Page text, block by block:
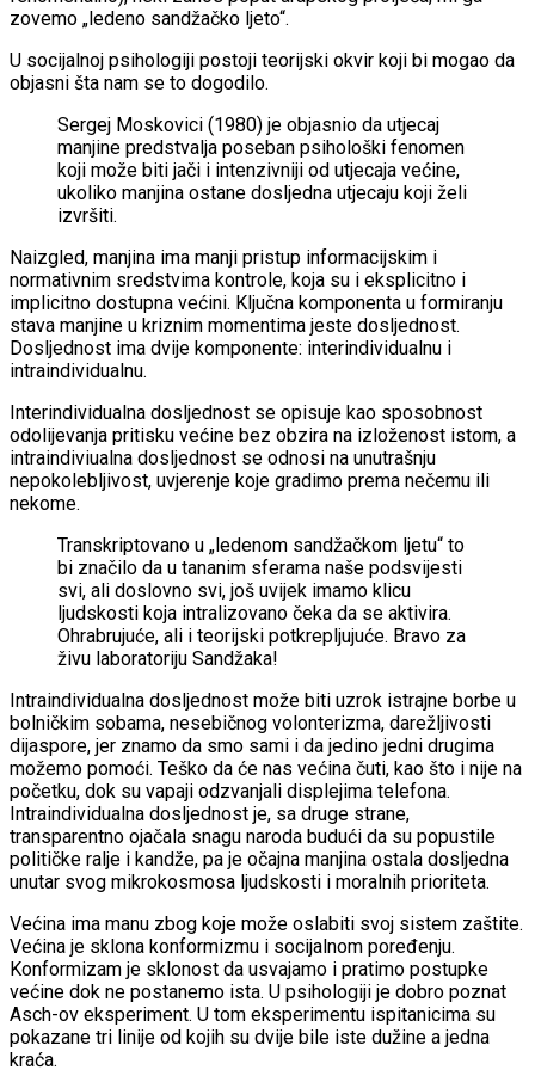
zovemo „ledeno sandžačko ljeto“.
U socijalnoj psihologiji postoji teorijski okvir koji bi mogao da
objasni šta nam se to dogodilo.
Sergej Moskovici (1980) je objasnio da utjecaj
manjine predstvalja poseban psihološki fenomen
koji može biti jači i intenzivniji od utjecaja većine,
ukoliko manjina ostane dosljedna utjecaju koji želi
izvršiti.
Naizgled, manjina ima manji pristup informacijskim i
normativnim sredstvima kontrole, koja su i eksplicitno i
implicitno dostupna većini. Ključna komponenta u formiranju
stava manjine u kriznim momentima jeste dosljednost.
Dosljednost ima dvije komponente: interindividualnu i
intraindividualnu.
Interindividualna dosljednost se opisuje kao sposobnost
odolijevanja pritisku većine bez obzira na izloženost istom, a
intraindiviualna dosljednost se odnosi na unutrašnju
nepokolebljivost, uvjerenje koje gradimo prema nečemu ili
nekome.
Transkriptovano u „ledenom sandžačkom ljetu“ to
bi značilo da u tananim sferama naše podsvijesti
svi, ali doslovno svi, još uvijek imamo klicu
ljudskosti koja intralizovano čeka da se aktivira.
Ohrabrujuće, ali i teorijski potkrepljujuće. Bravo za
živu laboratoriju Sandžaka!
Intraindividualna dosljednost može biti uzrok istrajne borbe u
bolničkim sobama, nesebičnog volonterizma, darežljivosti
dijaspore, jer znamo da smo sami i da jedino jedni drugima
možemo pomoći. Teško da će nas većina čuti, kao što i nije na
početku, dok su vapaji odzvanjali displejima telefona.
Intraindividualna dosljednost je, sa druge strane,
transparentno ojačala snagu naroda budući da su popustile
političke ralje i kandže, pa je očajna manjina ostala dosljedna
unutar svog mikrokosmosa ljudskosti i moralnih prioriteta.
Većina ima manu zbog koje može oslabiti svoj sistem zaštite.
Većina je sklona konformizmu i socijalnom poređenju.
Konformizam je sklonost da usvajamo i pratimo postupke
većine dok ne postanemo ista. U psihologiji je dobro poznat
Asch-ov eksperiment. U tom eksperimentu ispitanicima su
pokazane tri linije od kojih su dvije bile iste dužine a jedna
kraća.